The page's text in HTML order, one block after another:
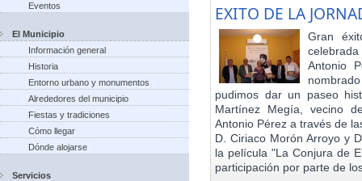
Eventos
El Municipio
Información general
Historia
Entorno urbano y monumentos
Alrededores del municipio
Fiestas y tradiciones
Cómo llegar
Dónde alojarse
Servicios
EXITO DE LA
Gran
Antonio
pudimos dar un paseo
Martínez Megía, vecino
Antonio Pérez a través de
D. Ciriaco Morón Arroyo y
la película "La Conjura de
participación por parte de